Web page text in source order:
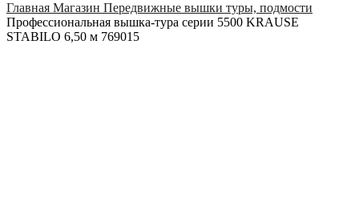
Главная Магазин Передвижные вышки туры, подмости
Профессиональная вышка-тура серии 5500 KRAUSE
STABILO 6,50 м 769015